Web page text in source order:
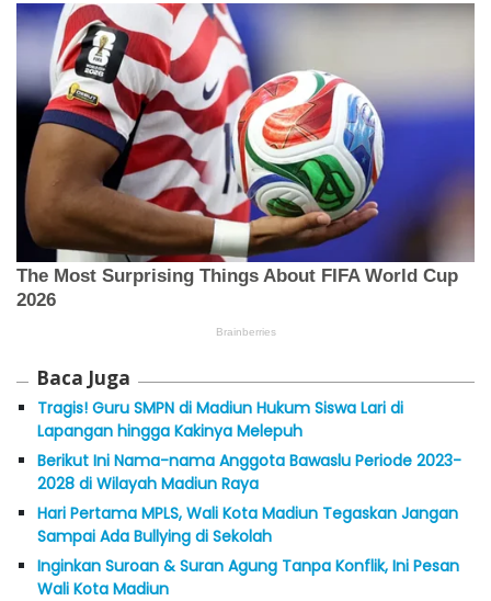
Baca Juga
Tragis! Guru SMPN di Madiun Hukum Siswa Lari di
Lapangan hingga Kakinya Melepuh
Berikut Ini Nama-nama Anggota Bawaslu Periode 2023-
2028 di Wilayah Madiun Raya
Hari Pertama MPLS, Wali Kota Madiun Tegaskan Jangan
Sampai Ada Bullying di Sekolah
Inginkan Suroan & Suran Agung Tanpa Konflik, Ini Pesan
Wali Kota Madiun